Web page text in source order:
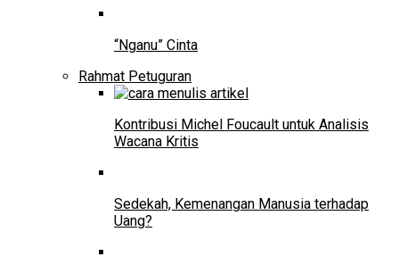
“Nganu” Cinta
Rahmat Petuguran
Kontribusi Michel Foucault untuk Analisis
Wacana Kritis
Sedekah, Kemenangan Manusia terhadap
Uang?